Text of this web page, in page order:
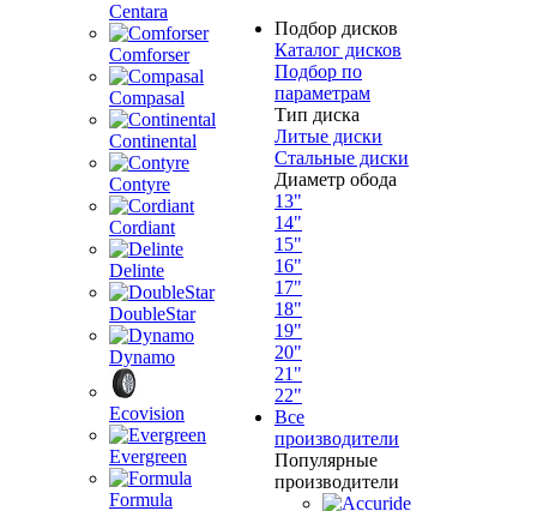
Centara
Comforser
Compasal
Continental
Contyre
Cordiant
Delinte
DoubleStar
Dynamo
Ecovision
Evergreen
Formula
Подбор дисков
Каталог дисков
Подбор по
параметрам
Тип диска
Литые диски
Стальные диски
Диаметр обода
13"
14"
15"
16"
17"
18"
19"
20"
21"
22"
Все
производители
Популярные
производители